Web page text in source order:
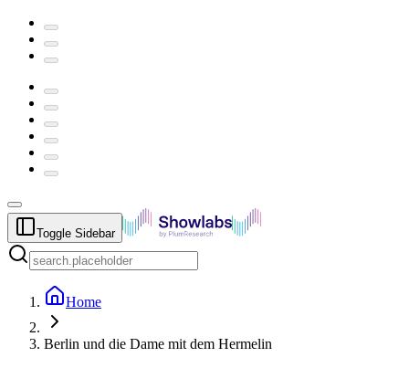
Toggle Sidebar
Home
Berlin und die Dame mit dem Hermelin